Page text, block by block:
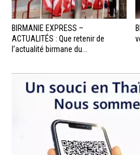
BIRMANIE EXPRESS –
ACTUALITÉS : Que retenir de
l’actualité birmane du...